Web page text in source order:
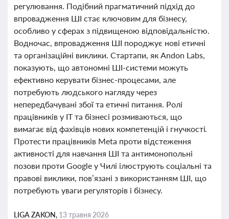
регулювання. Подібний прагматичний підхід до
впровадження ШІ стає ключовим для бізнесу,
особливо у сферах з підвищеною відповідальністю.
Водночас, впровадження ШІ породжує нові етичні
та організаційні виклики. Стартапи, як Andon Labs,
показують, що автономні ШІ-системи можуть
ефективно керувати бізнес-процесами, але
потребують людського нагляду через
непередбачувані збої та етичні питання. Ролі
працівників у IT та бізнесі розмиваються, що
вимагає від фахівців нових компетенцій і гнучкості.
Протести працівників Meta проти відстеження
активності для навчання ШІ та антимонопольні
позови проти Google у Чилі ілюструють соціальні та
правові виклики, пов’язані з використанням ШІ, що
потребують уваги регуляторів і бізнесу.
LIGA ZAKON, 13 травня 2026